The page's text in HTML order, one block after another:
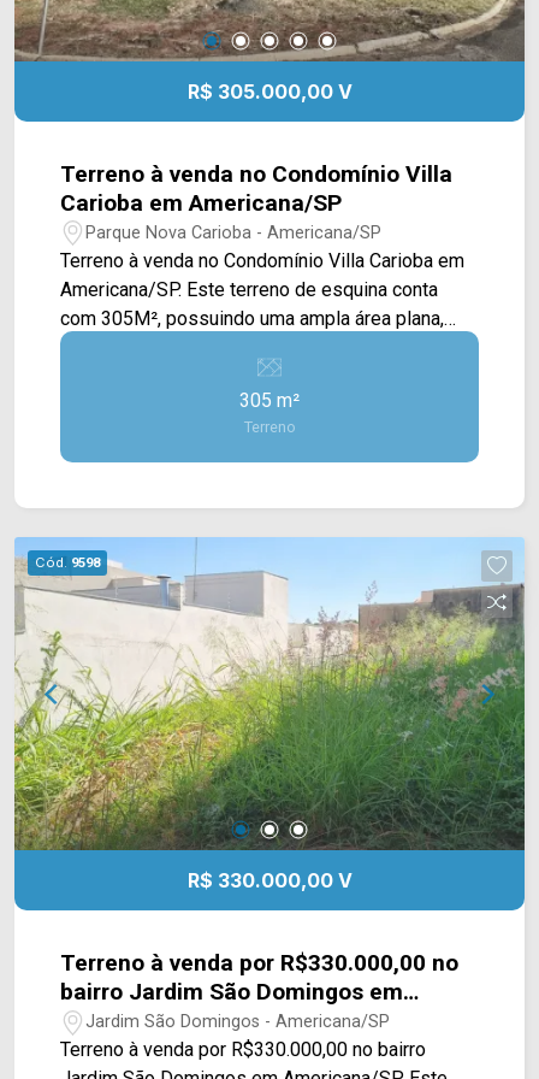
R$ 305.000,00 V
Terreno à venda no Condomínio Villa
Carioba em Americana/SP
Parque Nova Carioba - Americana/SP
Terreno à venda no Condomínio Villa Carioba em
Americana/SP. Este terreno de esquina conta
com 305M², possuindo uma ampla área plana,
com algumas árvores em volta. Localizado no
bairro Parque Nova Carioba, este condomínio
está próximo à Av. Nicolau João Abdalla, Av. Lírio
Correa, Av. do Compositor e Av. da Música,
contém fácil acesso a Av. Europa e Av.
e Telefone: 19 3475-4546 ARBIX IMÓVEIS -
Presente em cada mudança!
305 m²
Terreno
Cód. 9598
R$ 330.000,00 V
Terreno à venda por R$330.000,00 no
bairro Jardim São Domingos em
Americana/SP
Jardim São Domingos - Americana/SP
Terreno à venda por R$330.000,00 no bairro